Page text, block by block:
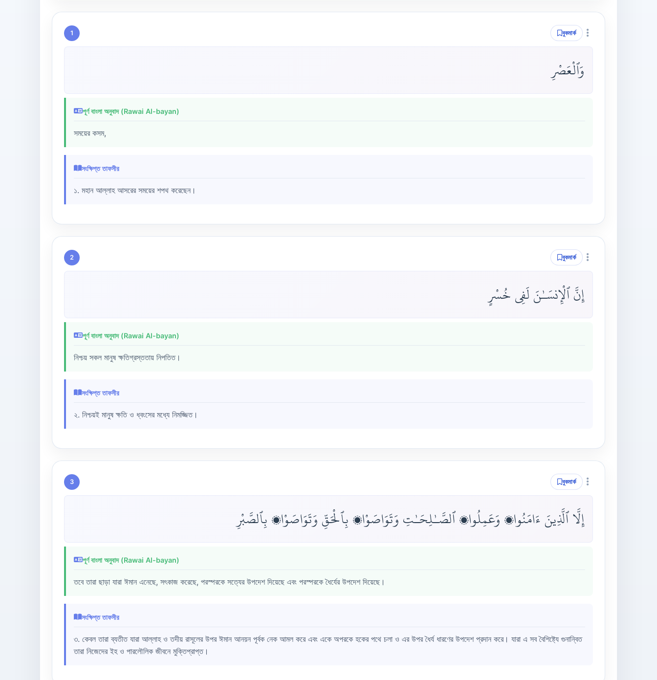
1 বুকমার্ক
وَٱلْعَصْرِ
পূর্ণ বাংলা অনুবাদ (Rawai Al-bayan)
সময়ের কসম,
সংক্ষিপ্ত তাফসীর
১. মহান আল্লাহ আসরের সময়ের শপথ করেছেন।
2 বুকমার্ক
إِنَّ ٱلْإِنسَـٰنَ لَفِى خُسْرٍ
পূর্ণ বাংলা অনুবাদ (Rawai Al-bayan)
নিশ্চয় সকল মানুষ ক্ষতিগ্রস্ততায় নিপতিত।
সংক্ষিপ্ত তাফসীর
২. নিশ্চয়ই মানুষ ক্ষতি ও ধ্বংসের মধ্যে নিমজ্জিত।
3 বুকমার্ক
إِلَّا ٱلَّذِينَ ءَامَنُوا۟ وَعَمِلُوا۟ ٱلصَّـٰلِحَـٰتِ وَتَوَاصَوْا۟ بِٱلْحَقِّ وَتَوَاصَوْا۟ بِٱلصَّبْرِ
পূর্ণ বাংলা অনুবাদ (Rawai Al-bayan)
তবে তারা ছাড়া যারা ঈমান এনেছে, সৎকাজ করেছে, পরস্পরকে সত্যের উপদেশ দিয়েছে এবং পরস্পরকে ধৈর্যের উপদেশ দিয়েছে।
সংক্ষিপ্ত তাফসীর
৩. কেবল তারা ব্যতীত যারা আল্লাহ ও তদীয় রাসূলের উপর ঈমান আনয়ন পূর্বক নেক আমল করে এবং একে অপরকে হকের পথে চলা ও এর উপর ধৈর্য ধারণের উপদেশ প্রদান করে। যারা এ সব বৈশিষ্ট্যে গুনান্বিত
তারা নিজেদের ইহ ও পারলৌলিক জীবনে মুক্তিপ্রাপ্ত।